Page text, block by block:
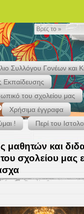
Βρες
το
»
Συλλόγου Γονέων και
Εκπαίδευσης
του σχολείου μας
Χρήσιμα έγγραφα
!
Περί του
– Το Ιστολόγιο
Περιστερίου
Τηλ. 2105759937 – 2131301417
μαθητών και
σχολείου μας